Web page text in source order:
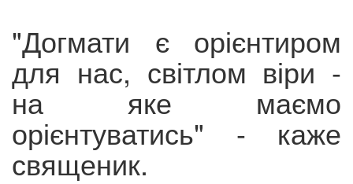
"Догмати є орієнтиром
для нас, світлом віри -
на яке маємо
орієнтуватись" - каже
священик.